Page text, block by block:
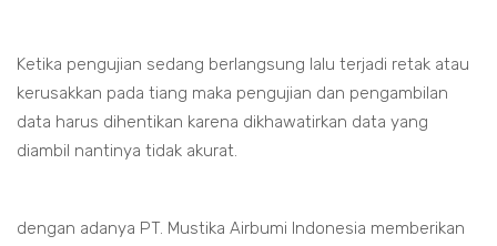
Ketika pengujian sedang berlangsung lalu terjadi retak atau
kerusakkan pada tiang maka pengujian dan pengambilan
data harus dihentikan karena dikhawatirkan data yang
diambil nantinya tidak akurat.
dengan adanya PT. Mustika Airbumi Indonesia memberikan